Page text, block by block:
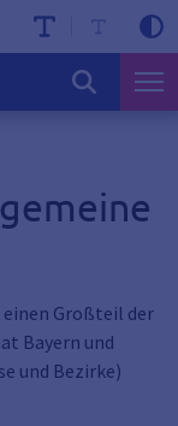
Großteil der
Bayern und
und Bezirke)